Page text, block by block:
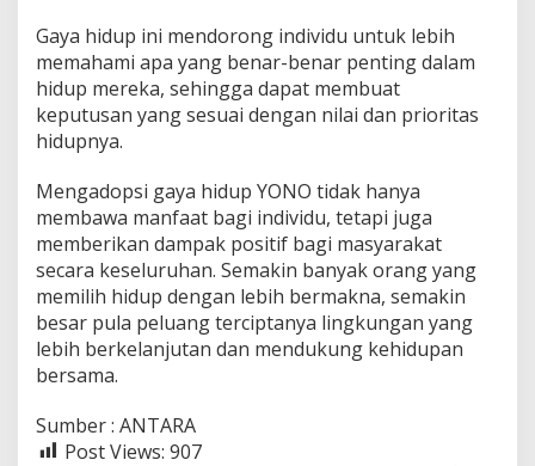
Gaya hidup ini mendorong individu untuk lebih
memahami apa yang benar-benar penting dalam
hidup mereka, sehingga dapat membuat
keputusan yang sesuai dengan nilai dan prioritas
hidupnya.
Mengadopsi gaya hidup YONO tidak hanya
membawa manfaat bagi individu, tetapi juga
memberikan dampak positif bagi masyarakat
secara keseluruhan. Semakin banyak orang yang
memilih hidup dengan lebih bermakna, semakin
besar pula peluang terciptanya lingkungan yang
lebih berkelanjutan dan mendukung kehidupan
bersama.
Sumber : ANTARA
Post Views: 907